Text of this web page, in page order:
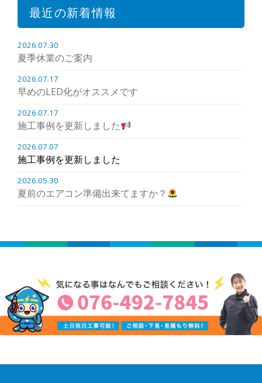
最近の新着情報
2026.07.30
夏季休業のご案内
2026.07.17
早めのLED化がオススメです
2026.07.17
施工事例を更新しました
2026.07.07
施工事例を更新しました
2026.05.30
夏前のエアコン準備出来てますか？